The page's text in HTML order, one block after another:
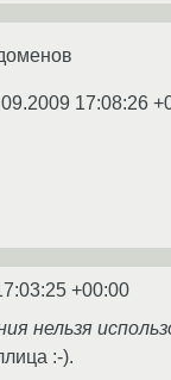
17:08:26
+00:00
нельзя
:-).